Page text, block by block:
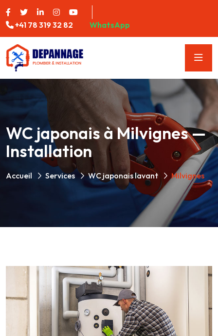
+41 78 319 32 82 WhatsApp
WC japonais à Milvignes —
Installation
Accueil Services WC japonais lavant Milvignes